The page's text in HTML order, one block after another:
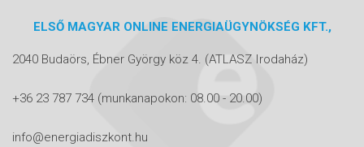
ELSŐ MAGYAR ONLINE ENERGIAÜGYNÖKSÉG KFT.,
2040 Budaörs, Ébner György köz 4. (ATLASZ Irodaház)
+36 23 787 734 (munkanapokon: 08.00 - 20.00)
info@energiadiszkont.hu